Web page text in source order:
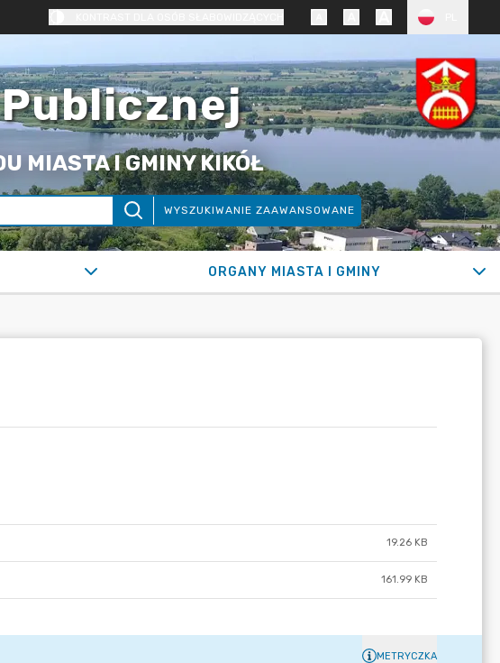
MIASTA I GMINY KIKÓŁ
WYSZUKIWANIE ZAAWANSOWANE
ORGANY MIASTA I GMINY
19.26 KB
161.99 KB
METRYCZKA